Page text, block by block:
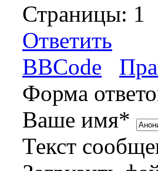
Страницы: 1
Ответить
BBCode
Форма
Ваше имя*
Текст